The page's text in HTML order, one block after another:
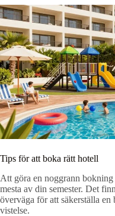
Tips för att boka rätt hotell
Att göra en noggrann
mesta av din semester. Det
överväga för att säkerställa
vistelse.